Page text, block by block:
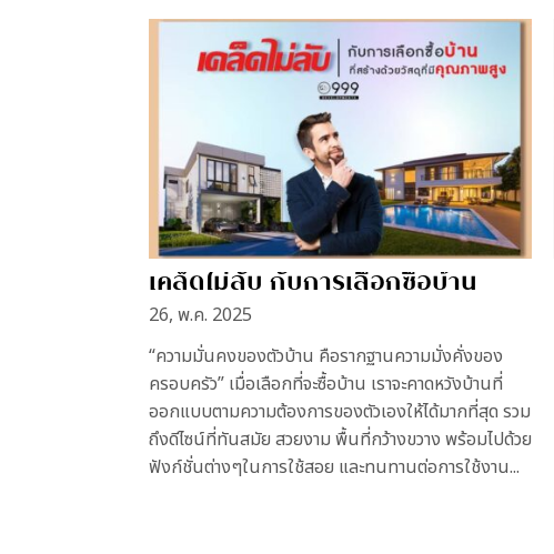
เคล็ดไม่ลับ กับการเลือกซื้อบ้าน
26, พ.ค. 2025
“ความมั่นคงของตัวบ้าน คือรากฐานความมั่งคั่งของ
ครอบครัว” เมื่อเลือกที่จะซื้อบ้าน เราจะคาดหวังบ้านที่
ออกแบบตามความต้องการของตัวเองให้ได้มากที่สุด รวม
ถึงดีไซน์ที่ทันสมัย สวยงาม พื้นที่กว้างขวาง พร้อมไปด้วย
ฟังก์ชั่นต่างๆในการใช้สอย และทนทานต่อการใช้งาน...